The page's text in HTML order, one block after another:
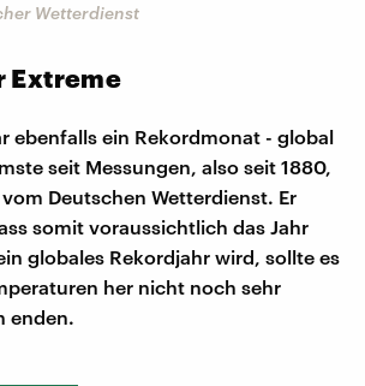
Wetterdienst
Extreme
ebenfalls ein Rekordmonat - global
seit Messungen, also seit 1880,
Deutschen Wetterdienst. Er
somit voraussichtlich das Jahr
globales Rekordjahr wird, sollte es
her nicht noch sehr
enden.